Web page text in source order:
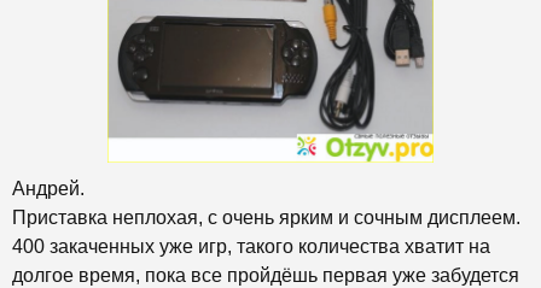
Андрей.
Приставка неплохая, с очень ярким и сочным дисплеем.
400 закаченных уже игр, такого количества хватит на
долгое время, пока все пройдёшь первая уже забудется